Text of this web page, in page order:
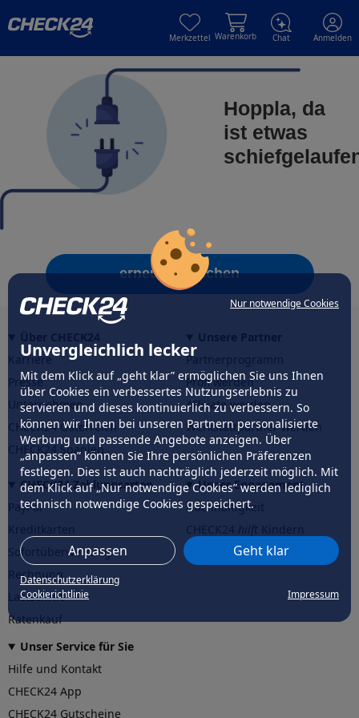
Nur notwendige Cookies
Unvergleichlich lecker
Mit dem Klick auf „geht klar” ermöglichen Sie uns Ihnen
über Cookies ein verbessertes Nutzungserlebnis zu
servieren und dieses kontinuierlich zu verbessern. So
können wir Ihnen bei unseren Partnern personalisierte
Werbung und passende Angebote anzeigen. Über
„anpassen” können Sie Ihre persönlichen Präferenzen
festlegen. Dies ist auch nachträglich jederzeit möglich. Mit
dem Klick auf „Nur notwendige Cookies” werden lediglich
technisch notwendige Cookies gespeichert.
Anpassen Geht klar
Datenschutzerklärung
Cookierichtlinie
Impressum
Merkzettel Warenkorb Chat Anmelden
Hoppla, da
ist etwas
erneut versuchen
Karriere
Presse
Unternehmen
CHECK24 Österreich
CHECK24 Spanien
Partnerprogramm
Profi werden
Affiliate werden
Werkstattpartner werden
CHECK24 Zahlungsarten
PayPal
Sofortüberweisung
Rechnung
Lastschrift
Ratenkauf
Unser Engagement
Nachhaltigkeit
CHECK24hilftder Natur
Unser Service für Sie
Hilfe und Kontakt
CHECK24 App
CHECK24 Gutscheine